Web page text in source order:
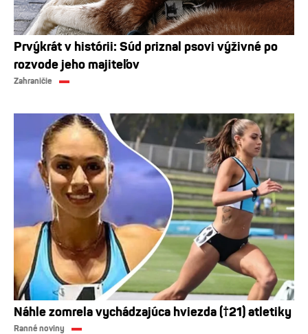
Prvýkrát v histórii: Súd priznal psovi výživné po
rozvode jeho majiteľov
Zahraničie
Náhle zomrela vychádzajúca hviezda (†21) atletiky
Ranné noviny